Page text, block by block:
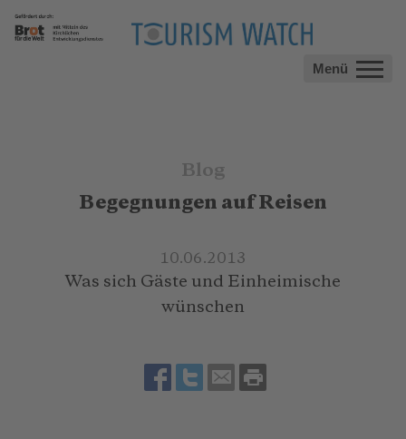
Menü
Blog
Begegnungen auf Reisen
10.06.2013
Was sich Gäste und Einheimische
wünschen